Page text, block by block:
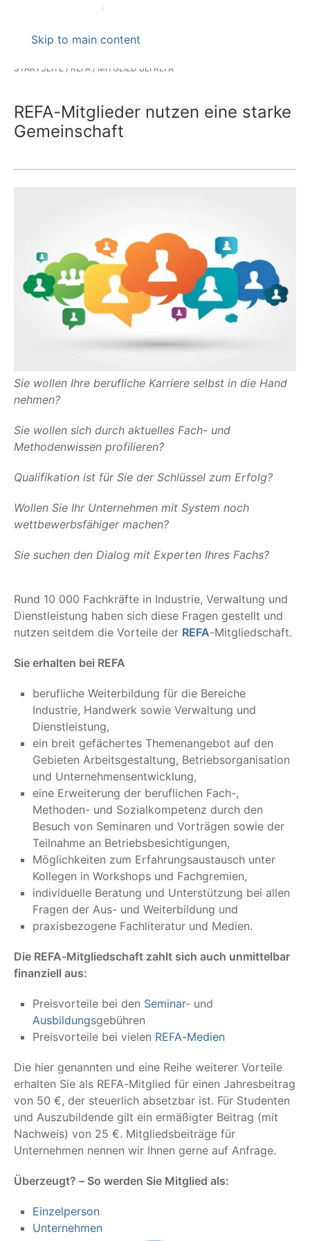
Skip to main content
STARTSEITE REFA MITGLIED BEI REFA
REFA-Mitglieder nutzen eine starke
Gemeinschaft
Sie wollen Ihre berufliche Karriere selbst in die Hand
nehmen?
Sie wollen sich durch aktuelles Fach- und
Methodenwissen profilieren?
Qualifikation ist für Sie der Schlüssel zum Erfolg?
Wollen Sie Ihr Unternehmen mit System noch
wettbewerbsfähiger machen?
Sie suchen den Dialog mit Experten Ihres Fachs?
Rund 10 000 Fachkräfte in Industrie, Verwaltung und
Dienstleistung haben sich diese Fragen gestellt und
nutzen seitdem die Vorteile der REFA-Mitgliedschaft.
Sie erhalten bei REFA
berufliche Weiterbildung für die Bereiche
Industrie, Handwerk sowie Verwaltung und
Dienstleistung,
ein breit gefächertes Themenangebot auf den
Gebieten Arbeitsgestaltung, Betriebsorganisation
und Unternehmensentwicklung,
eine Erweiterung der beruflichen Fach-,
Methoden- und Sozialkompetenz durch den
Besuch von Seminaren und Vorträgen sowie der
Teilnahme an Betriebsbesichtigungen,
Möglichkeiten zum Erfahrungsaustausch unter
Kollegen in Workshops und Fachgremien,
individuelle Beratung und Unterstützung bei allen
Fragen der Aus- und Weiterbildung und
praxisbezogene Fachliteratur und Medien.
Die REFA-Mitgliedschaft zahlt sich auch unmittelbar
finanziell aus:
Preisvorteile bei den Seminar- und
Ausbildungsgebühren
Preisvorteile bei vielen REFA-Medien
Die hier genannten und eine Reihe weiterer Vorteile
erhalten Sie als REFA-Mitglied für einen Jahresbeitrag
von 50 €, der steuerlich absetzbar ist. Für Studenten
und Auszubildende gilt ein ermäßigter Beitrag (mit
Nachweis) von 25 €. Mitgliedsbeiträge für
Unternehmen nennen wir Ihnen gerne auf Anfrage.
Überzeugt? – So werden Sie Mitglied als:
Einzelperson
Unternehmen